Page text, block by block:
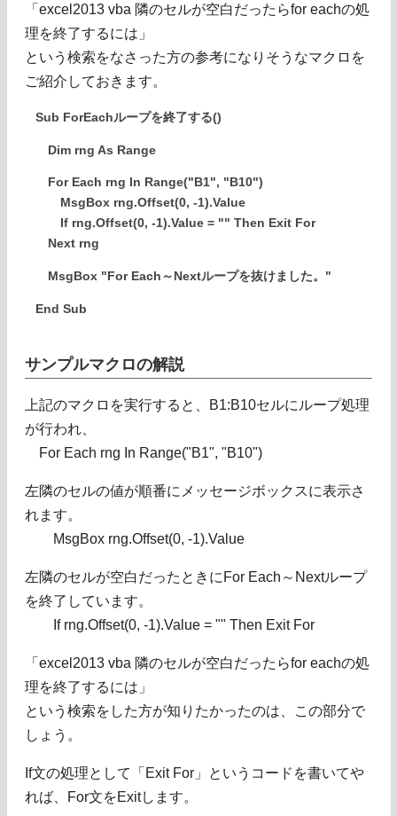
「excel2013 vba 隣のセルが空白だったらfor eachの処
理を終了するには」
という検索をなさった方の参考になりそうなマクロを
ご紹介しておきます。
Sub ForEachループを終了する()
Dim rng As Range
For Each rng In Range("B1", "B10")
MsgBox rng.Offset(0, -1).Value
If rng.Offset(0, -1).Value = "" Then Exit For
Next rng
MsgBox "For Each～Nextループを抜けました。"
End Sub
サンプルマクロの解説
上記のマクロを実行すると、B1:B10セルにループ処理
が行われ、
For Each rng In Range("B1", "B10")
左隣のセルの値が順番にメッセージボックスに表示さ
れます。
MsgBox rng.Offset(0, -1).Value
左隣のセルが空白だったときにFor Each～Nextループ
を終了しています。
If rng.Offset(0, -1).Value = "" Then Exit For
「excel2013 vba 隣のセルが空白だったらfor eachの処
理を終了するには」
という検索をした方が知りたかったのは、この部分で
しょう。
If文の処理として「Exit For」というコードを書いてや
れば、For文をExitします。